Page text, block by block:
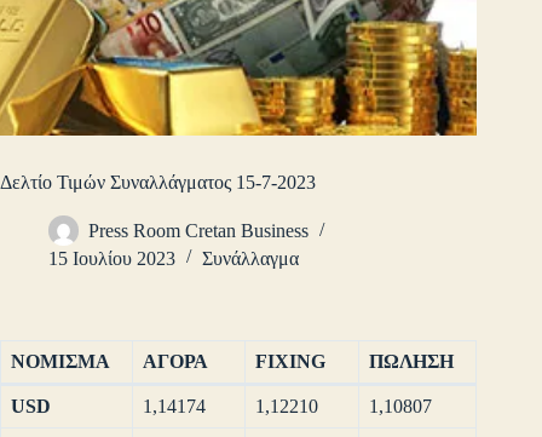
Δελτίο Τιμών Συναλλάγματος 15-7-2023
Press Room Cretan Business
15 Ιουλίου 2023
Συνάλλαγμα
ΝΟΜΙΣΜΑ ΑΓΟΡΑ FIXING ΠΩΛΗΣΗ
USD 1,14174 1,12210 1,10807